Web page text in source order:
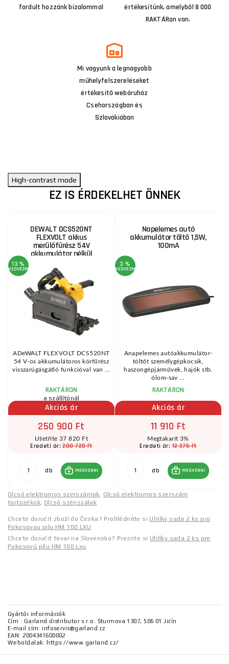
fordult hozzánk bizalommal
értékesítünk, amelyből 8 000
RAKTÁRon van.
Mi vagyunk a legnagyobb
műhelyfelszereléseket
értékesítő webáruház
Csehországban és
Szlovákiában
High-contrast mode
EZ IS ÉRDEKELHET ÖNNEK
DEWALT DCS520NT
FLEXVOLT akkus
merülőfűrész 54V
akkumulátor nélkül
13 %
KEDVEZMÉNY
ADeWALT FLEXVOLT DCS520NT
54 V-os akkumulátoros körfűrész
visszarúgásgátló funkcióval van ...
RAKTÁRON
a szállítónál
Akciós ár
250 900 Ft
Ušetříte 37 820 Ft
Eredeti ár:288 720 Ft
db MEGVENNI
Napelemes autó
akkumulátor töltő 1,5W,
100mA
3 %
KEDVEZMÉNY
Anapelemes autóakkumulátor-
töltőt személygépkocsik,
haszongépjárművek, hajók stb.
ólom-sav ...
RAKTÁRON
Akciós ár
11 910 Ft
Megtakarít 3%
Eredeti ár:12 275 Ft
db MEGVENNI
Olcsó elektromos szerszámok, Olcsó elektromos szerszám
tartozékok, Olcsó szénszálak
Chcete doručit zboží do Česka? Prohlédněte si Uhlíky sada 2 ks pro
Pokosovou pilu HM 100 LXU
Chcete doručiť tovar na Slovensko? Prezrite si Uhlíky sada 2 ks pre
Pokosovú pílu HM 100 Lxu
Gyártói információk
Cím : Garland distributor s.r.o. Šturmova 1307, 506 01 Jičín
E-mail cím: infoservis@garland.cz
EAN: 2004341600002
Weboldalak: https://www.garland.cz/